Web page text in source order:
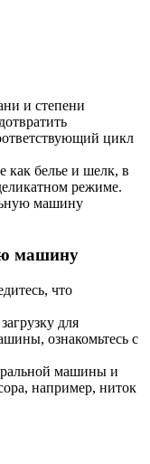
и степени
цикл
как белье и шелк, в
режиме.
машину
машину
что
для
ознакомьтесь с
машины и
например, ниток